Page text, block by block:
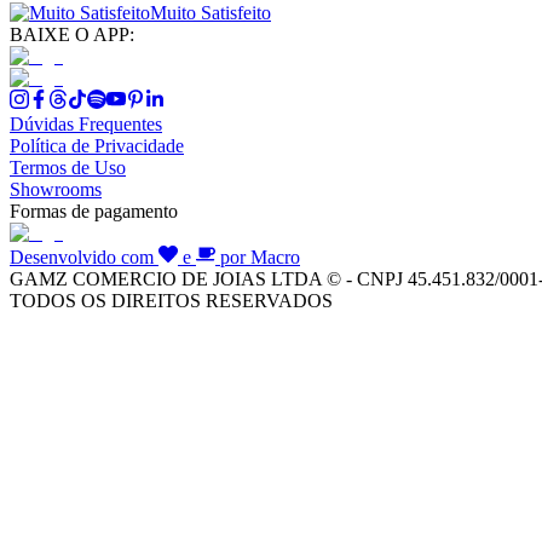
Muito Satisfeito
BAIXE O APP:
Dúvidas Frequentes
Política de Privacidade
Termos de Uso
Showrooms
Formas de pagamento
Desenvolvido com e
por Macro
GAMZ COMERCIO DE JOIAS LTDA © - CNPJ 45.451.832/
TODOS OS DIREITOS RESERVADOS